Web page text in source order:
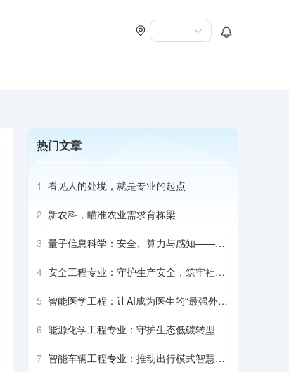
热门文章
1 看见人的处境，就是专业的起点
2 新农科，瞄准农业需求育栋梁
3 量子信息科学：安全、算力与感知——它
4 安全工程专业：守护生产安全，筑牢社会
5 智能医学工程：让AI成为医生的“最强外
6 能源化学工程专业：守护生态低碳转型
7 智能车辆工程专业：推动出行模式智慧革